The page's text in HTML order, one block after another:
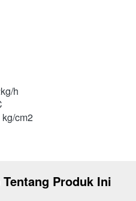
h
cm2
Produk Ini